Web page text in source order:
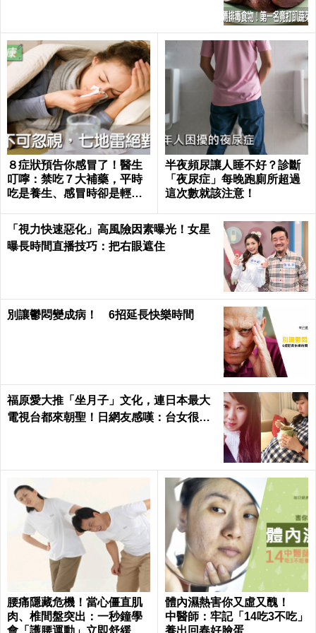
８症狀預告你感冒了！醫生
叮嚀：禁吃７大補藥，平時
吃是養生、感冒時卻是輕生
半夜頻尿讓人睡不好？診斷
「夜尿症」每晚跑廁所超過
這次數就該注意！
「視力快速惡化」高風險因素曝光！女星
曝長時間直播技巧：把右眼遮住
別讓鬱悶變成病！ 6招延長快樂時間
福原愛大推「坐月子」文化，連日本最大
電視台都來朝聖！日網友感嘆：台女很幸
腰痛隱藏危機！當心僵直肌
肉、椎間盤突出：一秒鐘學
體內濕熱害你又虛又醜！
中醫師：牢記「14吃3不吃」